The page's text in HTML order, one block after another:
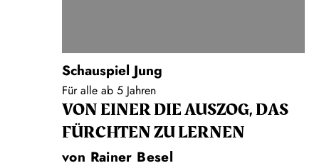
Schauspiel Jung
Für alle ab 5 Jahren
VON EINER DIE AUSZOG, DAS
FÜRCHTEN ZU LERNEN
von Rainer Besel